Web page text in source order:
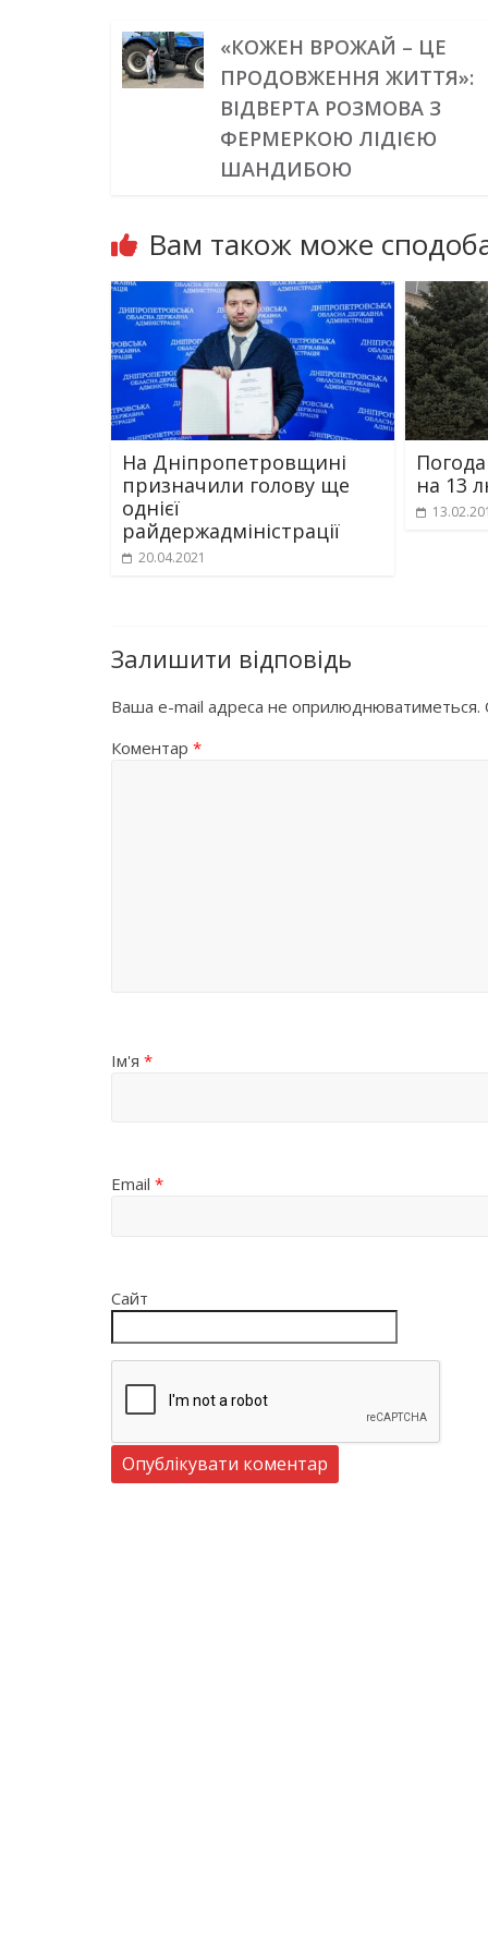
«КОЖЕН ВРОЖАЙ – ЦЕ
ПРОДОВЖЕННЯ ЖИТТЯ»:
ВІДВЕРТА РОЗМОВА З
ФЕРМЕРКОЮ ЛІДІЄЮ
ШАНДИБОЮ
Вам також може
На Дніпропетровщині
призначили голову ще
однієї
райдержадміністрації
20.04.2021
на 13
Залишити відповідь
Ваша e-mail адреса не оприлюднюватиметься.
Коментар *
Ім'я *
Email *
Сайт